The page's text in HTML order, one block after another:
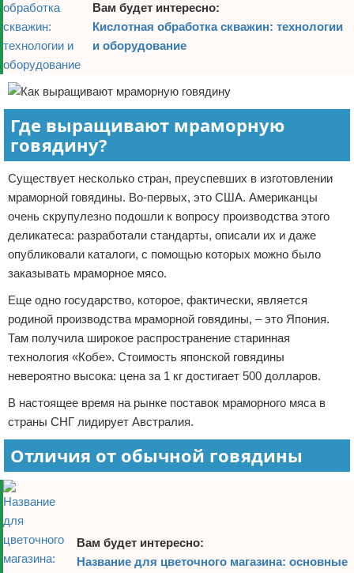
Вам будет интересно:
Кислотная обработка скважин: технологии
и оборудование
Где выращивают мраморную
говядину?
Существует несколько стран, преуспевших в изготовлении
мраморной говядины. Во-первых, это США. Американцы
очень скрупулезно подошли к вопросу производства этого
деликатеса: разработали стандарты, описали их и даже
опубликовали каталоги, с помощью которых можно было
заказывать мраморное мясо.
Еще одно государство, которое, фактически, является
родиной производства мраморной говядины, – это Япония.
Там получила широкое распространение старинная
технология «Кобе». Стоимость японской говядины
невероятно высока: цена за 1 кг достигает 500 долларов.
В настоящее время на рынке поставок мраморного мяса в
страны СНГ лидирует Австралия.
Отличия от обычной говядины
Вам будет интересно:
Название для цветочного магазина: основные